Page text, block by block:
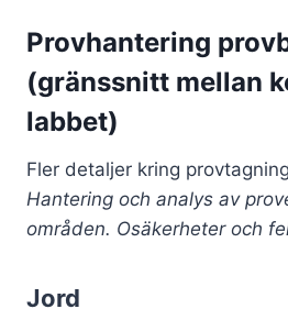
Provhantering
(gränssnitt mellan
labbet)
Fler detaljer kring
Hantering och analys av
områden. Osäkerheter och
Jord